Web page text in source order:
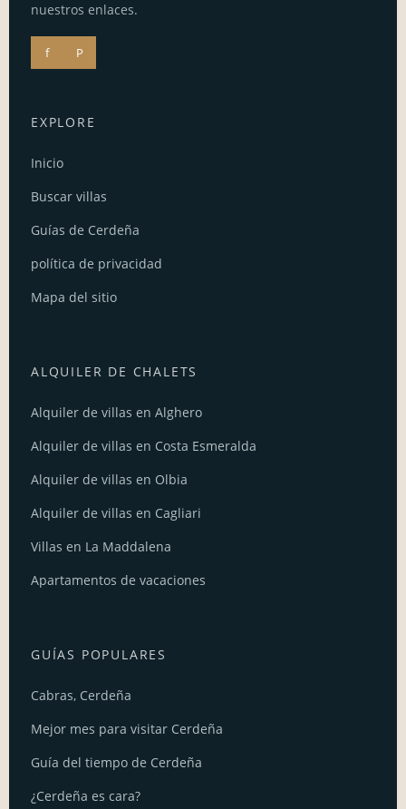
nuestros enlaces.
f P
EXPLORE
Inicio
Buscar villas
Guías de Cerdeña
política de privacidad
Mapa del sitio
ALQUILER DE CHALETS
Alquiler de villas en Alghero
Alquiler de villas en Costa Esmeralda
Alquiler de villas en Olbia
Alquiler de villas en Cagliari
Villas en La Maddalena
Apartamentos de vacaciones
GUÍAS POPULARES
Cabras, Cerdeña
Mejor mes para visitar Cerdeña
Guía del tiempo de Cerdeña
¿Cerdeña es cara?